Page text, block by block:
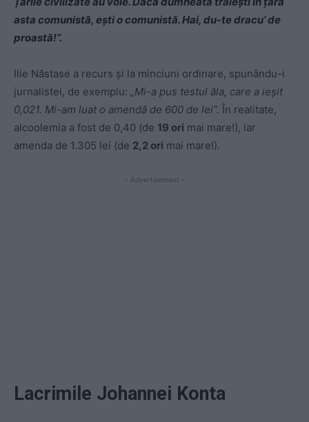
asta comunistă, ești o comunistă. Hai, du-te dracu’ de
proastă!”.
Ilie Năstase a recurs și la minciuni ordinare, spunându-i
jurnalistei, de exemplu: „Mi-a pus testul ăla, care a ieșit
0,021. Mi-am luat o amendă de 600 de lei”. În realitate,
alcoolemia a fost de 0,40 (de 19 ori mai mare!), iar
amenda de 1.305 lei (de 2,2 ori mai mare!).
- Advertisement -
Lacrimile Johannei Konta